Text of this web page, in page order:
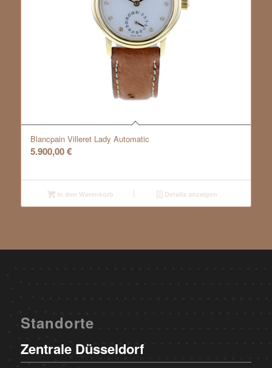
Blancpain Villeret Lady Automatic
5.900,00€
In den Warenkorb Details anzeigen
Standorte
Zentrale Düsseldorf